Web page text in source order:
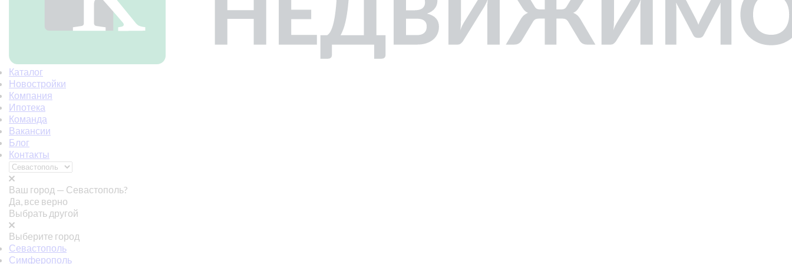
Каталог
Новостройки
Компания
Ипотека
Команда
Вакансии
Блог
Контакты
Ваш город — Севастополь?
Да, все верно
Выбрать другой
Выберите город
Севастополь
Симферополь